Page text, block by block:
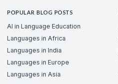
POPULAR BLOG POSTS
AI in Language Education
Languages in Africa
Languages in India
Languages in Europe
Languages in Asia